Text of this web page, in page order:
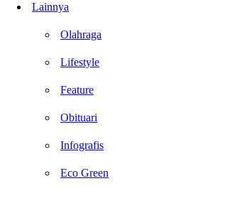
Lainnya
Olahraga
Lifestyle
Feature
Obituari
Infografis
Eco Green